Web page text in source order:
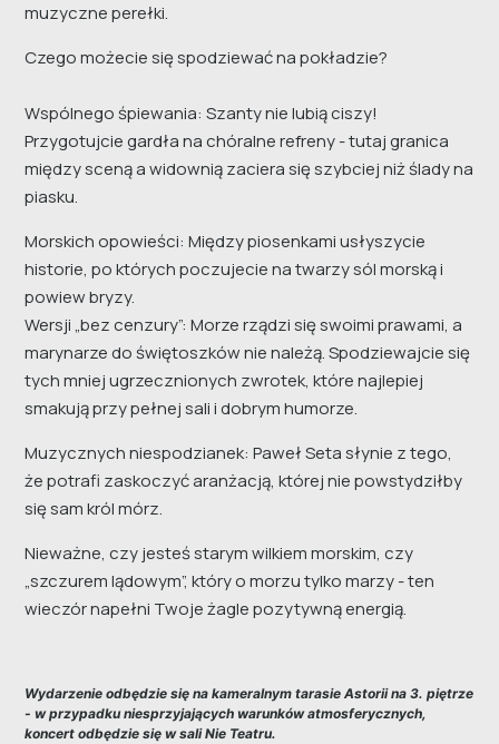
muzyczne perełki.
Czego możecie się spodziewać na pokładzie?
Wspólnego śpiewania: Szanty nie lubią ciszy!
Przygotujcie gardła na chóralne refreny - tutaj granica
między sceną a widownią zaciera się szybciej niż ślady na
piasku.
Morskich opowieści: Między piosenkami usłyszycie
historie, po których poczujecie na twarzy sól morską i
powiew bryzy.
Wersji „bez cenzury”: Morze rządzi się swoimi prawami, a
marynarze do świętoszków nie należą. Spodziewajcie się
tych mniej ugrzecznionych zwrotek, które najlepiej
smakują przy pełnej sali i dobrym humorze.
Muzycznych niespodzianek: Paweł Seta słynie z tego,
że potrafi zaskoczyć aranżacją, której nie powstydziłby
się sam król mórz.
Nieważne, czy jesteś starym wilkiem morskim, czy
„szczurem lądowym”, który o morzu tylko marzy - ten
wieczór napełni Twoje żagle pozytywną energią.
Wydarzenie odbędzie się na kameralnym tarasie Astorii na 3. piętrze
- w przypadku niesprzyjających warunków atmosferycznych,
koncert odbędzie się w sali Nie Teatru.